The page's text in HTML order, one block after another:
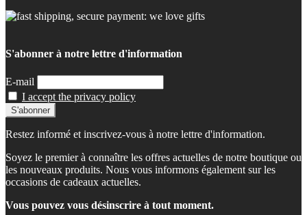
S'abonner à notre lettre d'information
E-mail
I accept the privacy policy
Restez informé et inscrivez-vous à notre lettre d'information.
Soyez le premier à connaître les offres actuelles de notre boutique ou
les nouveaux produits. Nous vous informons également sur les
occasions de cadeaux actuelles.
Vous pouvez vous désinscrire à tout moment.